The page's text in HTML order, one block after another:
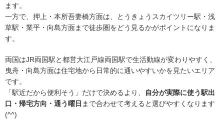
ます。
一方で、押上・本所吾妻橋方面は、とうきょうスカイツリー駅・浅
草駅・業平・向島方面まで徒歩圏をどう見るかがポイントになりま
す。
両国はJR両国駅と都営大江戸線両国駅で生活動線が変わりやすく、
曳舟・向島方面は住宅地から日常的に通いやすいかを見たいエリア
です。
「駅近だから便利そう」だけで決めるより、
自分が実際に使う駅出
口・帰宅方向・通う曜日 まで合わせて考えると選びやすくなります
(^^)